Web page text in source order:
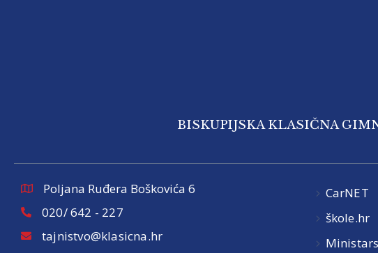
BISKUPIJSKA KLASIČNA
Poljana Ruđera Boškovića 6
020/ 642 - 227
tajnistvo@klasicna.hr
CarNET
škole.hr